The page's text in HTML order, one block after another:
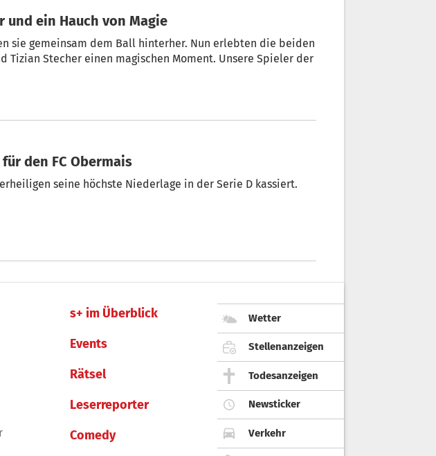
und ein Hauch von Magie
sie gemeinsam dem Ball hinterher. Nun erlebten die beiden
Tizian Stecher einen magischen Moment. Unsere Spieler der
den FC Obermais
seine höchste Niederlage in der Serie D kassiert.
s+ im Überblick
Events
Rätsel
Leserreporter
Comedy
Wetter
Stellenanzeigen
Todesanzeigen
Newsticker
Verkehr